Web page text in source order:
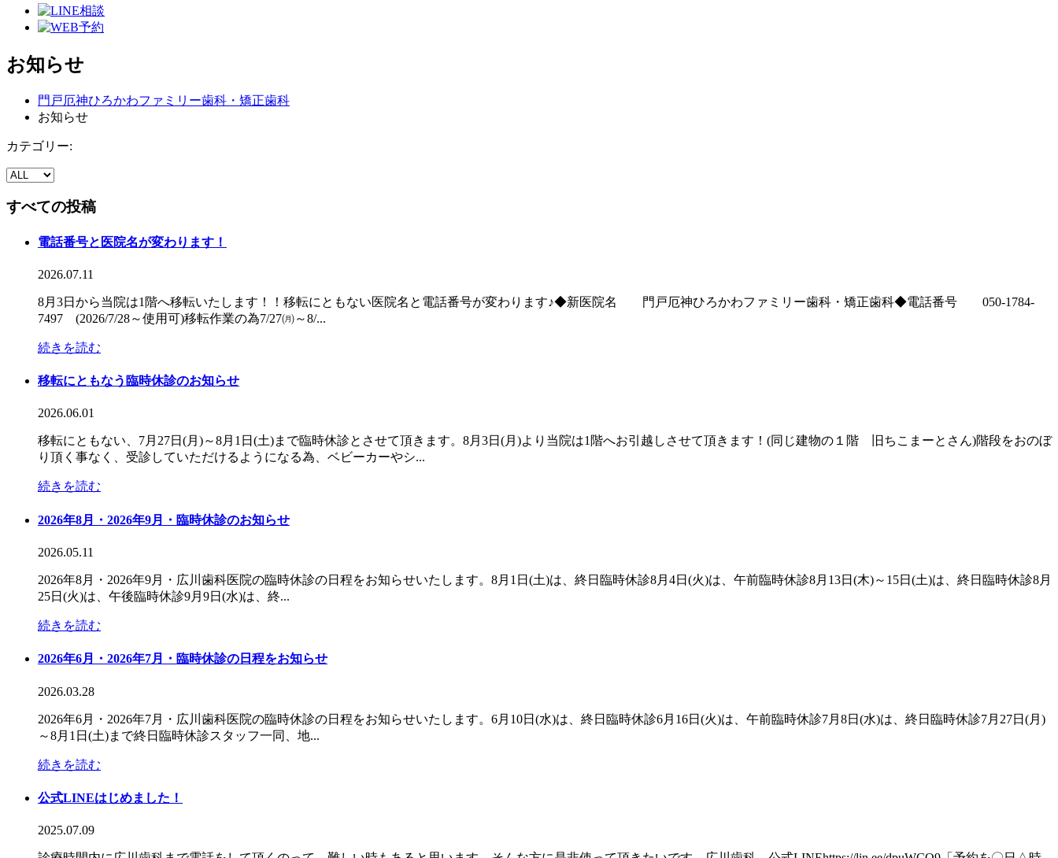
お知らせ
門戸厄神ひろかわファミリー歯科・矯正歯科
お知らせ
カテゴリー:
すべての投稿
電話番号と医院名が変わります！
2026.07.11
8月3日から当院は1階へ移転いたします！！移転にともない医院名と電話番号が変わります♪◆新医院名 門戸厄神ひろかわファミリー歯科・矯正歯科◆電話番号 050-1784-
7497 (2026/7/28～使用可)移転作業の為7/27㈪～8/...
続きを読む
移転にともなう臨時休診のお知らせ
2026.06.01
移転にともない、7月27日(月)～8月1日(土)まで臨時休診とさせて頂きます。8月3日(月)より当院は1階へお引越しさせて頂きます！(同じ建物の１階 旧ちこまーとさん)階段をおのぼ
り頂く事なく、受診していただけるようになる為、ベビーカーやシ...
続きを読む
2026年8月・2026年9月・臨時休診のお知らせ
2026.05.11
2026年8月・2026年9月・広川歯科医院の臨時休診の日程をお知らせいたします。8月1日(土)は、終日臨時休診8月4日(火)は、午前臨時休診8月13日(木)～15日(土)は、終日臨時休診8月
25日(火)は、午後臨時休診9月9日(水)は、終...
続きを読む
2026年6月・2026年7月・臨時休診の日程をお知らせ
2026.03.28
2026年6月・2026年7月・広川歯科医院の臨時休診の日程をお知らせいたします。6月10日(水)は、終日臨時休診6月16日(火)は、午前臨時休診7月8日(水)は、終日臨時休診7月27日(月)
～8月1日(土)まで終日臨時休診スタッフ一同、地...
続きを読む
公式LINEはじめました！
2025.07.09